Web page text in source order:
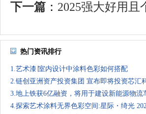
下一篇 ： 2025强大好用且
热门资讯排行
1.艺术漆∣室内设计中涂料色彩如何搭配
2.链创亚洲资产投资集团 宣布即将投资芯汇
3.地上铁获6亿融资，将用于建设新能源物流
4.探索艺术涂料无界色彩空间:星际・绮光